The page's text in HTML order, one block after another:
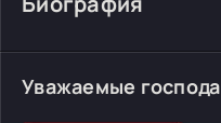
Уважаемые господа